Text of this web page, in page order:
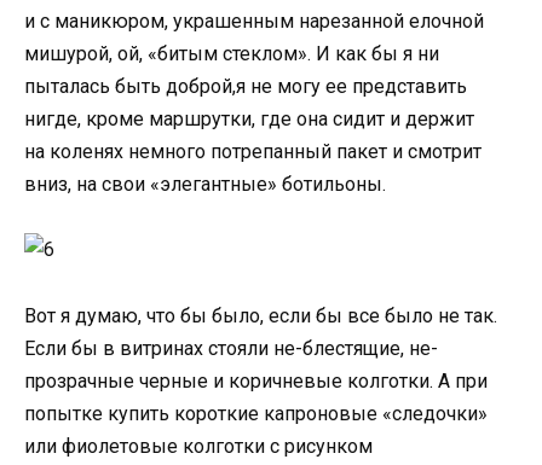
и с маникюром, украшенным нарезанной елочной
мишурой, ой, «битым стеклом». И как бы я ни
пыталась быть доброй,я не могу ее представить
нигде, кроме маршрутки, где она сидит и держит
на коленях немного потрепанный пакет и смотрит
вниз, на свои «элегантные» ботильоны.
Вот я думаю, что бы было, если бы все было не так.
Если бы в витринах стояли не-блестящие, не-
прозрачные черные и коричневые колготки. А при
попытке купить короткие капроновые «следочки»
или фиолетовые колготки с рисунком